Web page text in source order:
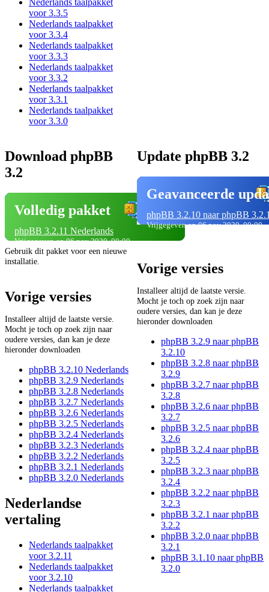
Nederlands taalpakket
voor 3.3.5
Nederlands taalpakket
voor 3.3.4
Nederlands taalpakket
voor 3.3.3
Nederlands taalpakket
voor 3.3.2
Nederlands taalpakket
voor 3.3.1
Nederlands taalpakket
voor 3.3.0
Download phpBB
3.2
Volledig pakket
phpBB 3.2.11 Nederlands
Vrijgegeven op 06 nov 2020, 00:00
Gebruik dit pakket voor een nieuwe
installatie.
Vorige versies
Installeer altijd de laatste versie.
Mocht je toch op zoek zijn naar
oudere versies, dan kan je deze
hieronder downloaden
phpBB 3.2.10 Nederlands
phpBB 3.2.9 Nederlands
phpBB 3.2.8 Nederlands
phpBB 3.2.7 Nederlands
phpBB 3.2.6 Nederlands
phpBB 3.2.5 Nederlands
phpBB 3.2.4 Nederlands
phpBB 3.2.3 Nederlands
phpBB 3.2.2 Nederlands
phpBB 3.2.1 Nederlands
phpBB 3.2.0 Nederlands
Nederlandse
vertaling
Nederlands taalpakket
voor 3.2.11
Nederlands taalpakket
voor 3.2.10
Nederlands taalpakket
Update phpBB 3.2
Geavanceerde
phpBB 3.2.10 naar phpBB
Vrijgegeven op 06 nov 2020, 00:00
Vorige versies
Installeer altijd de laatste versie.
Mocht je toch op zoek zijn naar
oudere versies, dan kan je deze
hieronder downloaden
phpBB 3.2.9 naar phpBB
3.2.10
phpBB 3.2.8 naar phpBB
3.2.9
phpBB 3.2.7 naar phpBB
3.2.8
phpBB 3.2.6 naar phpBB
3.2.7
phpBB 3.2.5 naar phpBB
3.2.6
phpBB 3.2.4 naar phpBB
3.2.5
phpBB 3.2.3 naar phpBB
3.2.4
phpBB 3.2.2 naar phpBB
3.2.3
phpBB 3.2.1 naar phpBB
3.2.2
phpBB 3.2.0 naar phpBB
3.2.1
phpBB 3.1.10 naar phpBB
3.2.0